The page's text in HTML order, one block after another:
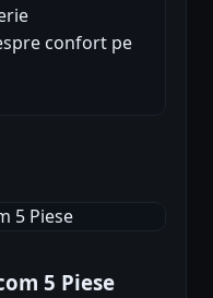
confort pe
5 Piese